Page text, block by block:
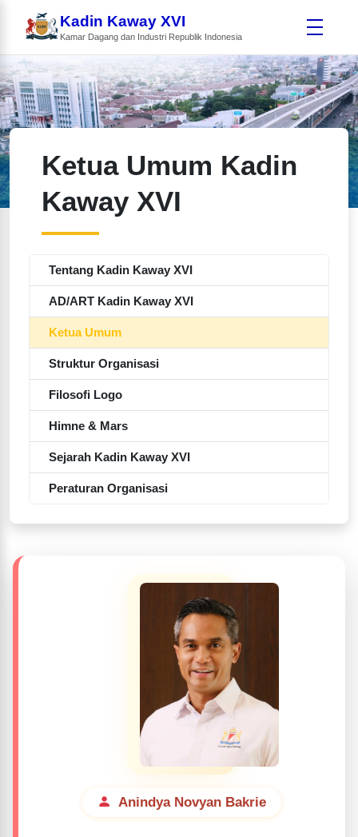
Kadin Kaway XVI
Kamar Dagang dan Industri Republik Indonesia
Ketua Umum Kadin
Kaway XVI
Tentang Kadin Kaway XVI
AD/ART Kadin Kaway XVI
Ketua Umum
Struktur Organisasi
Filosofi Logo
Himne & Mars
Sejarah Kadin Kaway XVI
Peraturan Organisasi
Anindya Novyan Bakrie